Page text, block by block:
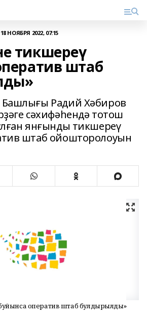
18 НОЯБРЯ 2022, 07:15
тикшереү
штаб
Башлығы Радий Хәбиров
сәхифәһендә тотош
янғынды тикшереү
штаб ойошторолоуын
оператив штаб булдырылды»